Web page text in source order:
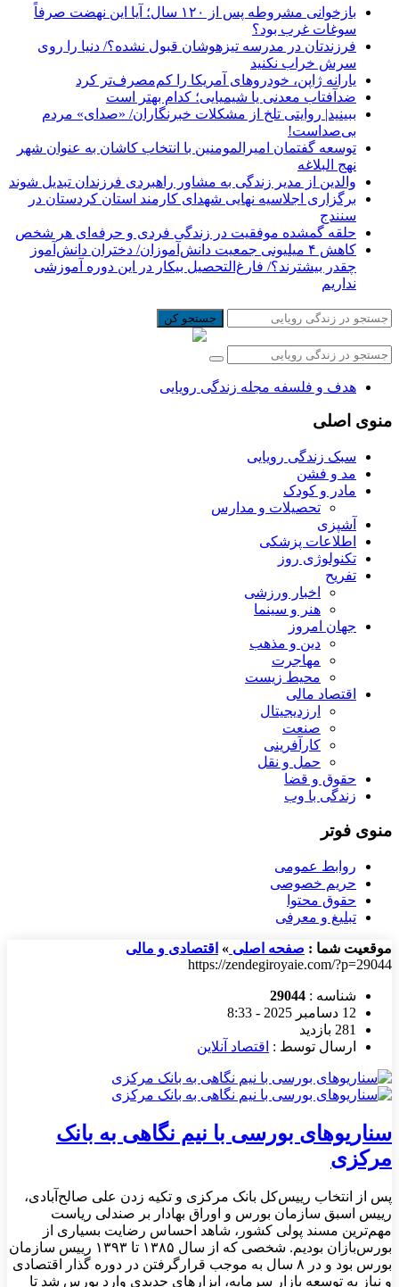
بازخوانی مشروطه پس از ۱۲۰ سال؛ آیا این نهضت صرفاً
سوغات غرب بود؟
فرزندتان در مدرسه تیزهوشان قبول نشده؟/ دنیا را روی
سرش خراب نکنید
یارانه ژاپن، خودروهای آمریکا را کم‌مصرف‌تر کرد
ضدآفتاب‌ معدنی یا شیمیایی؛ کدام بهتر است
ببینید| روایتی تلخ از مشکلات خبرنگاران/ «صدای» ‌مردم
بی‌صدا‌ست!
توسعه گفتمان امیرالمومنین با انتخاب کاشان به عنوان شهر
نهج البلاغه
والدین از مدیر زندگی به مشاور راهبردی فرزندان تبدیل شوند
برگزاری اجلاسیه نهایی شهدای کارمند استان کردستان در
سنندج
حلقه گمشده موفقیت در زندگی فردی و حرفه‌ای هر شخص
کاهش ۴ میلیونی جمعیت دانش‌آموزان/ دختران دانش‌آموز
چقدر بیشترند؟/ فارغ‌التحصیل بیکار در این دوره آموزشی
نداریم
جستجو کن
هدف و فلسفه مجله زندگی رویایی
منوی اصلی
سبک زندگی رویایی
مد و فشن
مادر و کودک
تحصیلات و مدارس
آشپزی
اطلاعات پزشکی
تکنولوژی روز
تفریح
اخبار ورزشی
هنر و سینما
جهان امروز
دین و مذهب
مهاجرت
محیط زیست
اقتصاد مالی
ارزدیجیتال
صنعت
کارآفرینی
حمل و نقل
حقوق و قضا
زندگی با وب
منوی فوتر
روابط عمومی
حریم خصوصی
حقوق محتوا
تبلیغ و معرفی
موقعیت شما : صفحه اصلی » اقتصادی و مالی
https://zendegiroyaie.com/?p=29044
شناسه : 29044
12 دسامبر 2025 - 8:33
281 بازدید
ارسال توسط : اقتصاد آنلاین
سناریوهای بورسی با نیم‌ نگاهی به بانک
مرکزی
پس از انتخاب رییس‌کل بانک مرکزی و تکیه زدن علی صالح‌آبادی،
رییس اسبق سازمان بورس و اوراق بهادار بر صندلی ریاست
مهم‌ترین مسند پولی کشور، شاهد احساس رضایت بسیاری از
بورس‌‌‌بازان بودیم. شخصی که از سال ۱۳۸۵ تا ۱۳۹۳ رییس سازمان
بورس بود و در ۸ سال به موجب قرارگرفتن در دوره گذار اقتصادی
و نیاز به توسعه بازار سرمایه، ابزارهای جدیدی وارد بورس شد تا